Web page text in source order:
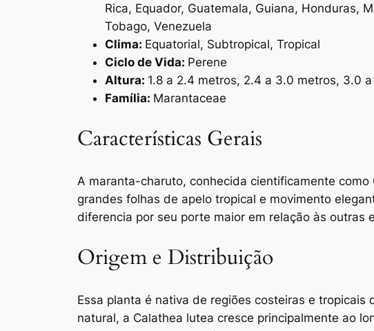
Rica, Equador, Guatemala, Guiana, Honduras,
Tobago, Venezuela
Clima: Equatorial, Subtropical, Tropical
Ciclo de Vida: Perene
Altura: 1.8 a 2.4 metros, 2.4 a 3.0 metros, 3.0
Família: Marantaceae
Características Gerais
A maranta-charuto, conhecida cientificamente
grandes folhas de apelo tropical e movimento
diferencia por seu porte maior em relação às outras
Origem e Distribuição
Essa planta é nativa de regiões costeiras e
natural, a Calathea lutea cresce principalmente ao